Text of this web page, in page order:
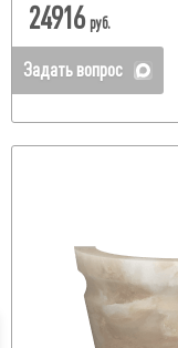
24916 руб.
Задать вопрос